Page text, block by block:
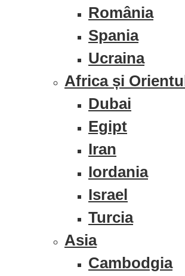
România
Spania
Ucraina
Africa și
Dubai
Egipt
Iran
Iordania
Israel
Turcia
Asia
Cambodgia